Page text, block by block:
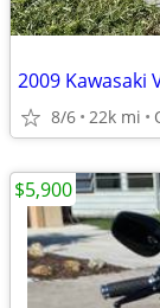
2009 Kawasaki
8/6 22k mi
$5,900